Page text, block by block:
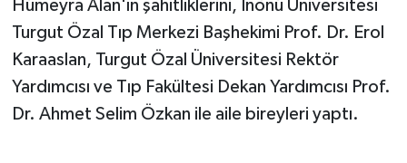
Hümeyra Alan'ın şahitliklerini, İnönü Üniversitesi
Turgut Özal Tıp Merkezi Başhekimi Prof. Dr. Erol
Karaaslan, Turgut Özal Üniversitesi Rektör
Yardımcısı ve Tıp Fakültesi Dekan Yardımcısı Prof.
Dr. Ahmet Selim Özkan ile aile bireyleri yaptı.